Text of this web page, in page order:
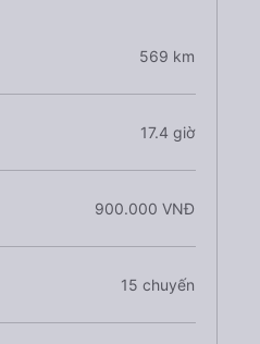
569 km
17.4 giờ
900.000 VNĐ
15 chuyến